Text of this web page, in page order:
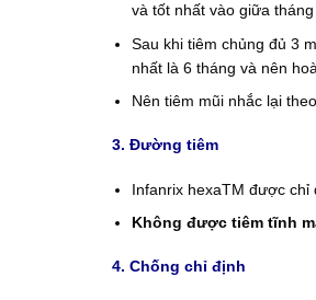
và tốt nhất vào giữa
Sau khi tiêm chủng đủ 3
nhất là 6 tháng và nên
Nên tiêm mũi nhắc lại
3. Đường tiêm
Infanrix hexaTM được chỉ
Không được tiêm tĩnh
4. Chống chỉ định